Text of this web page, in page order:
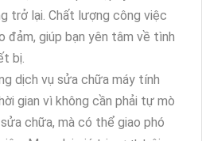
trở lại. Chất lượng công việc
đảm, giúp bạn yên tâm về tình
bị.
dịch vụ sửa chữa máy tính
gian vì không cần phải tự mò
chữa, mà có thể giao phó